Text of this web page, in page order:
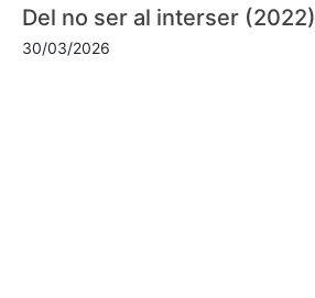
Del no ser al interser (2022)
30/03/2026